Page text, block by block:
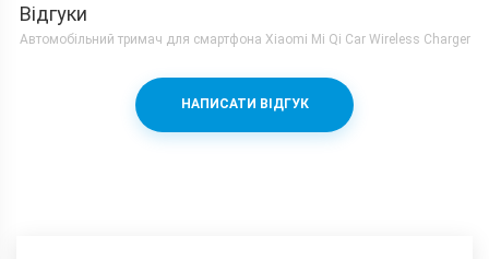
Відгуки
Автомобільний тримач для смартфона Xiaomi Mi Qi Car Wireless Charger
НАПИСАТИ ВІДГУК